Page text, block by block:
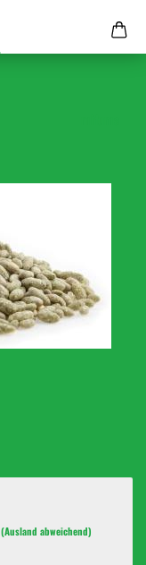
(Ausland abweichend)